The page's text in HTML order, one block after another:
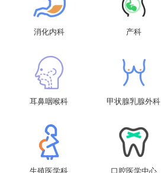
消化内科 产科
耳鼻咽喉科 甲状腺乳腺外科
生殖医学科 口腔医学中心